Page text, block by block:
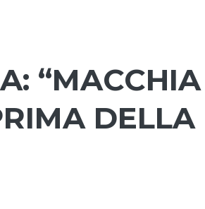
“MACCHIA
DELLA